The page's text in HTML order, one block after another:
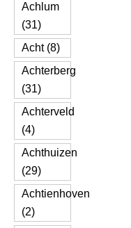
Achlum
(31)
Acht (8)
Achterberg
(31)
Achterveld
(4)
Achthuizen
(29)
Achtienhoven
(2)